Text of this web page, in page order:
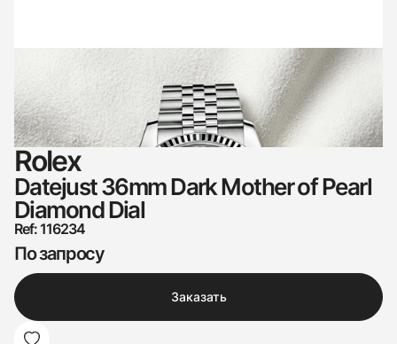
Rolex
Datejust 36mm Dark Mother of Pearl
Diamond Dial
Ref: 116234
По запросу
Заказать